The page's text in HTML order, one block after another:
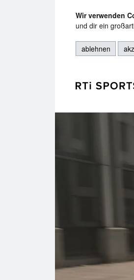
Wir verwenden
und dir ein
ablehnen